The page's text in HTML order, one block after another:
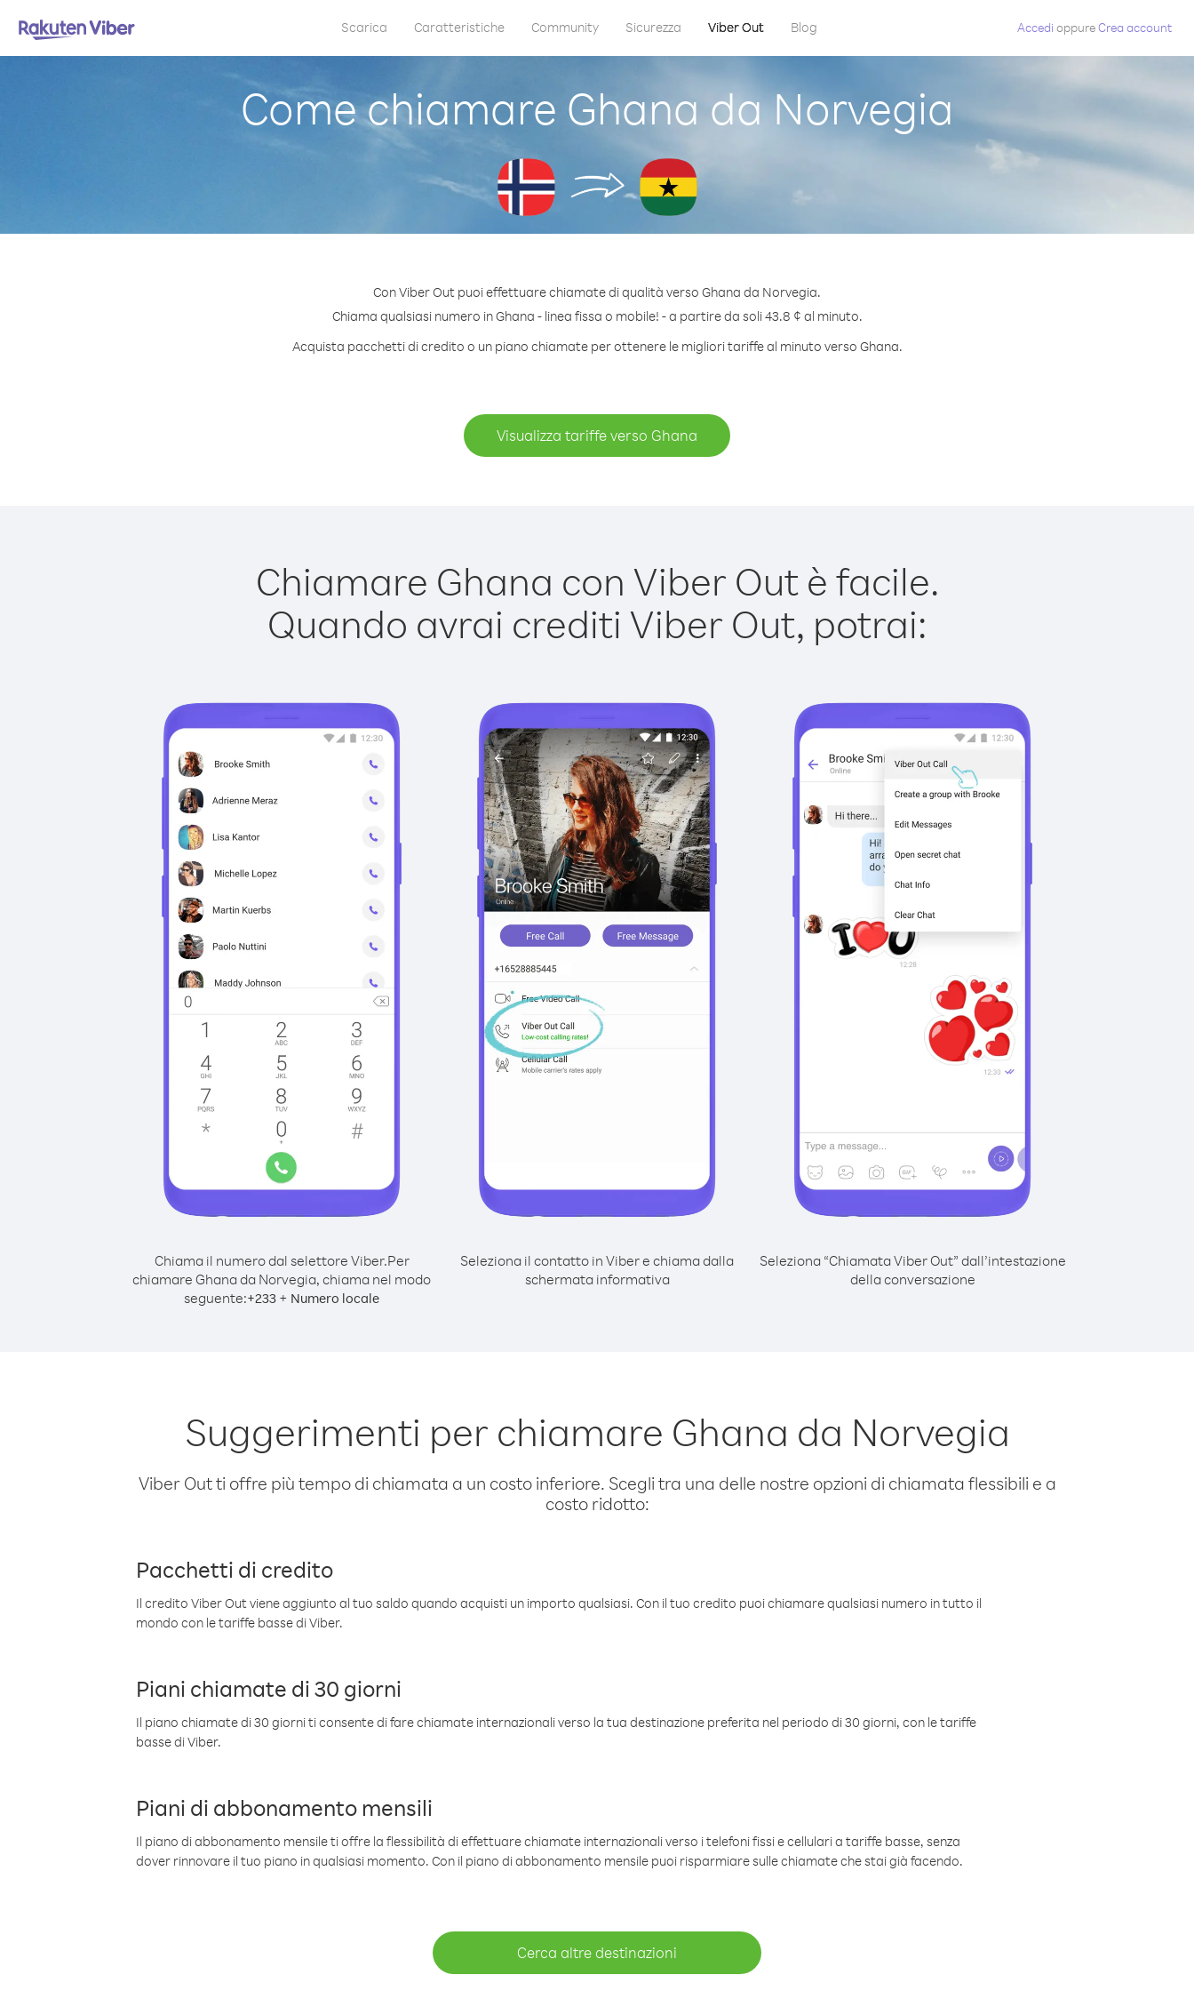
Scarica Caratteristiche Community Sicurezza Viber Out Blog Accedi oppureCrea account
Come chiamare Ghana da Norvegia
Con Viber Out puoi effettuare chiamate di qualità verso Ghana da Norvegia.
Chiama qualsiasi numero in Ghana - linea fissa o mobile! - a partire da soli 43.8 ¢ al minuto.
Acquista pacchetti di credito o un piano chiamate per ottenere le migliori tariffe al minuto verso Ghana.
Visualizza tariffe verso Ghana
Chiamare Ghana con Viber Out è facile.
Quando avrai crediti Viber Out, potrai:
Chiama il numero dal selettore Viber.Per
chiamare Ghana da Norvegia, chiama nel modo
seguente:+233 + Numero locale
Seleziona il contatto in Viber e chiama dalla
schermata informativa
Seleziona “Chiamata Viber Out” dall’intestazione
della conversazione
Suggerimenti per chiamare Ghana da Norvegia
Viber Out ti offre più tempo di chiamata a un costo inferiore. Scegli tra una delle nostre opzioni di chiamata flessibili e a
costo ridotto:
Pacchetti di credito
Il credito Viber Out viene aggiunto al tuo saldo quando acquisti un importo qualsiasi. Con il tuo credito puoi chiamare qualsiasi numero in tutto il
mondo con le tariffe basse di Viber.
Piani chiamate di 30 giorni
Il piano chiamate di 30 giorni ti consente di fare chiamate internazionali verso la tua destinazione preferita nel periodo di 30 giorni, con le tariffe
basse di Viber.
Piani di abbonamento mensili
Il piano di abbonamento mensile ti offre la flessibilità di effettuare chiamate internazionali verso i telefoni fissi e cellulari a tariffe basse, senza
dover rinnovare il tuo piano in qualsiasi momento. Con il piano di abbonamento mensile puoi risparmiare sulle chiamate che stai già facendo.
Cerca altre destinazioni